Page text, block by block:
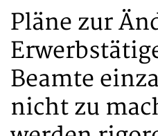
Pläne zur
Beamte
nicht zu